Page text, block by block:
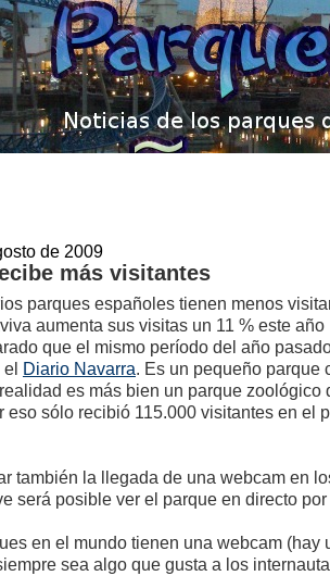
de 2009
más visitantes
parques españoles tienen menos
aumenta sus visitas un 11 % este año
que el mismo período del año
Diario Navarra. Es un pequeño parque
es más bien un parque zoológico
eso sólo recibió 115.000 visitantes en el
también la llegada de una webcam en
será posible ver el parque en directo
en el mundo tienen una webcam (hay
sea algo que gusta a los